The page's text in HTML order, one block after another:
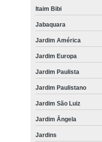
Itaim Bibi
Jabaquara
Jardim América
Jardim Europa
Jardim Paulista
Jardim Paulistano
Jardim São Luiz
Jardim Ângela
Jardins